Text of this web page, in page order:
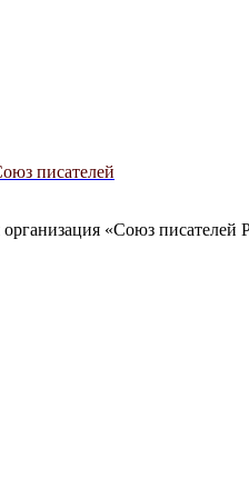
писателей
«Союз писателей